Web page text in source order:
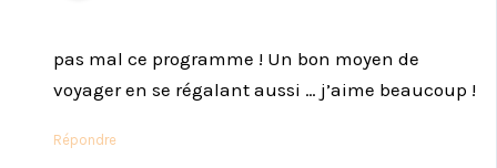
pas mal ce programme ! Un bon moyen de
voyager en se régalant aussi … j’aime beaucoup !
Répondre